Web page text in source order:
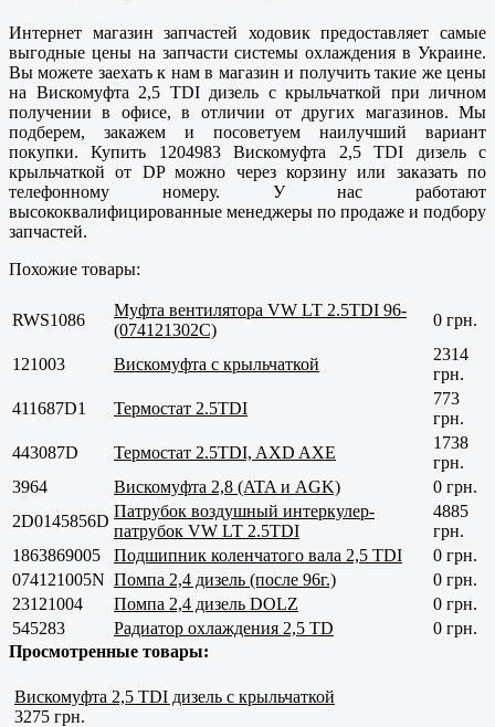
Интернет магазин запчастей ходовик предоставляет самые
выгодные цены на запчасти системы охлаждения в Украине.
Вы можете заехать к нам в магазин и получить такие же цены
на Вискомуфта 2,5 TDI дизель с крыльчаткой при личном
получении в офисе, в отличии от других магазинов. Мы
подберем, закажем и посоветуем наилучший вариант
покупки. Купить 1204983 Вискомуфта 2,5 TDI дизель с
крыльчаткой от DP можно через корзину или заказать по
телефонному номеру. У нас работают
высококвалифицированные менеджеры по продаже и подбору
запчастей.
Похожие товары:
RWS1086
Муфта вентилятора VW LT 2.5TDI 96-
(074121302C)
0 грн.
121003 Вискомуфта с крыльчаткой
2314
грн.
411687D1
Термостат 2.5TDI
773
грн.
443087D
Термостат 2.5TDI, AXD AXE
1738
грн.
3964
Вискомуфта 2,8 (ATA и AGK)
0 грн.
2D0145856D
Патрубок воздушный интеркулер-
патрубок VW LT 2.5TDI
4885
грн.
1863869005
Подшипник коленчатого вала 2,5 TDI
0 грн.
074121005N Помпа 2,4 дизель (после 96г.)
0 грн.
23121004
Помпа 2,4 дизель DOLZ
0 грн.
545283
Радиатор охлаждения 2,5 TD
0 грн.
Просмотренные товары:
Вискомуфта 2,5 TDI дизель с крыльчаткой
3275 грн.